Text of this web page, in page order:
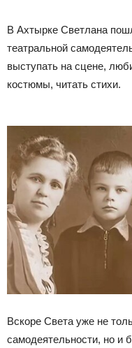
В Ахтырке Светлана
театральной
выступать на сцене,
костюмы, читать стихи.
Вскоре Света уже не
самодеятельности, но и